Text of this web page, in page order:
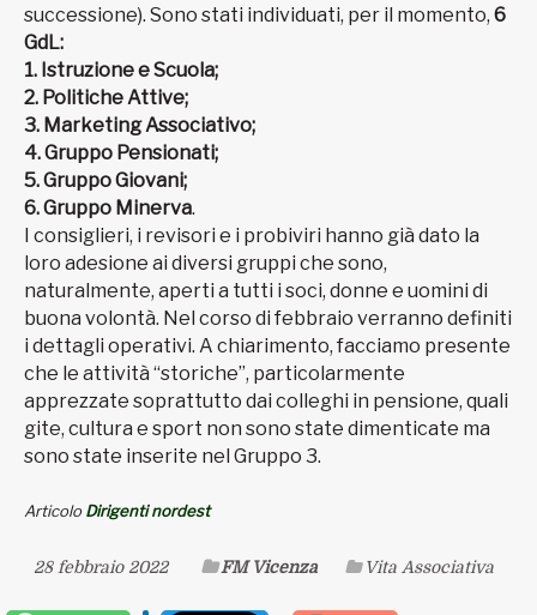
successione). Sono stati individuati, per il momento, 6
GdL:
1. Istruzione e Scuola;
2. Politiche Attive;
3. Marketing Associativo;
4. Gruppo Pensionati;
5. Gruppo Giovani;
6. Gruppo Minerva.
I consiglieri, i revisori e i probiviri hanno già dato la
loro adesione ai diversi gruppi che sono,
naturalmente, aperti a tutti i soci, donne e uomini di
buona volontà. Nel corso di febbraio verranno definiti
i dettagli operativi. A chiarimento, facciamo presente
che le attività “storiche”, particolarmente
apprezzate soprattutto dai colleghi in pensione, quali
gite, cultura e sport non sono state dimenticate ma
sono state inserite nel Gruppo 3.
ArticoloDirigenti nordest
28 febbraio 2022 FM Vicenza Vita Associativa